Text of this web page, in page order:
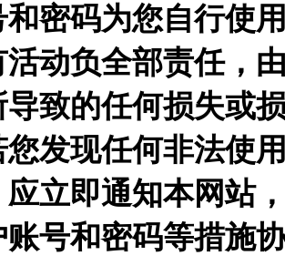
和密码为您自行使
动负全部责任，
致的任何损失或
发现任何非法使
立即通知本网站
账号和密码等措施